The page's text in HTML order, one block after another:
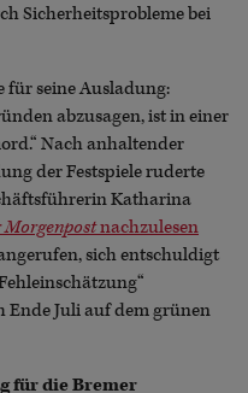
Sicherheitsprobleme bei
für seine Ausladung:
abzusagen, ist in einer
Nach anhaltender
der Festspiele ruderte
Katharina
nachzulesen
sich entschuldigt
Ende Juli auf dem grünen
für die Bremer